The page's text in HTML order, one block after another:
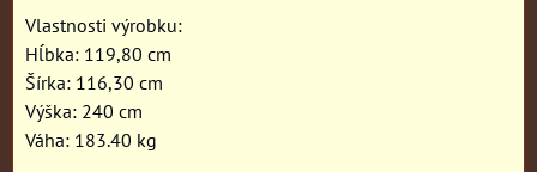
Vlastnosti výrobku:
Hĺbka: 119,80 cm
Šírka: 116,30 cm
Výška: 240 cm
Váha: 183.40 kg